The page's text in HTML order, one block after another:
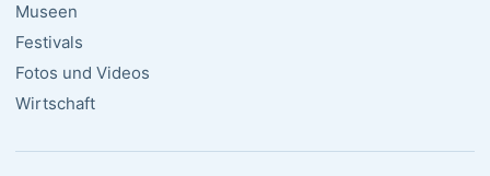
Museen
Festivals
Fotos und Videos
Wirtschaft